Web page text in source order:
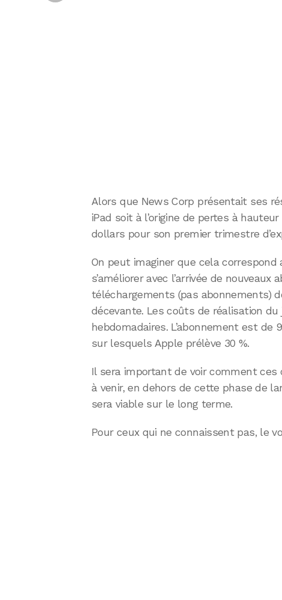
Alors que News Corp présentait ses
iPad soit à l’origine de pertes à
dollars pour son premier trimestre
On peut imaginer que cela
s’améliorer avec l’arrivée de
téléchargements (pas abonnements)
décevante. Les coûts de réalisation du
hebdomadaires. L’abonnement est
sur lesquels Apple prélève 30 %.
Il sera important de voir comment
à venir, en dehors de cette phase de
sera viable sur le long terme.
Pour ceux qui ne connaissent pas, le